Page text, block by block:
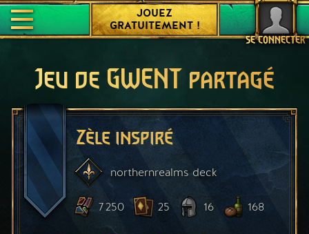
SE CONNECTER
JOUEZ
GRATUITEMENT !
Jeu de GWENT partagé
Zèle inspiré
northernrealmsdeck
7 250 25 16 168